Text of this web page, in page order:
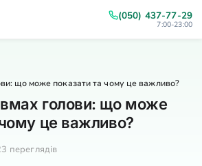
(050) 437-77-29
7:00-23:00
що може показати та чому це важливо?
голови: що може
це важливо?
переглядів